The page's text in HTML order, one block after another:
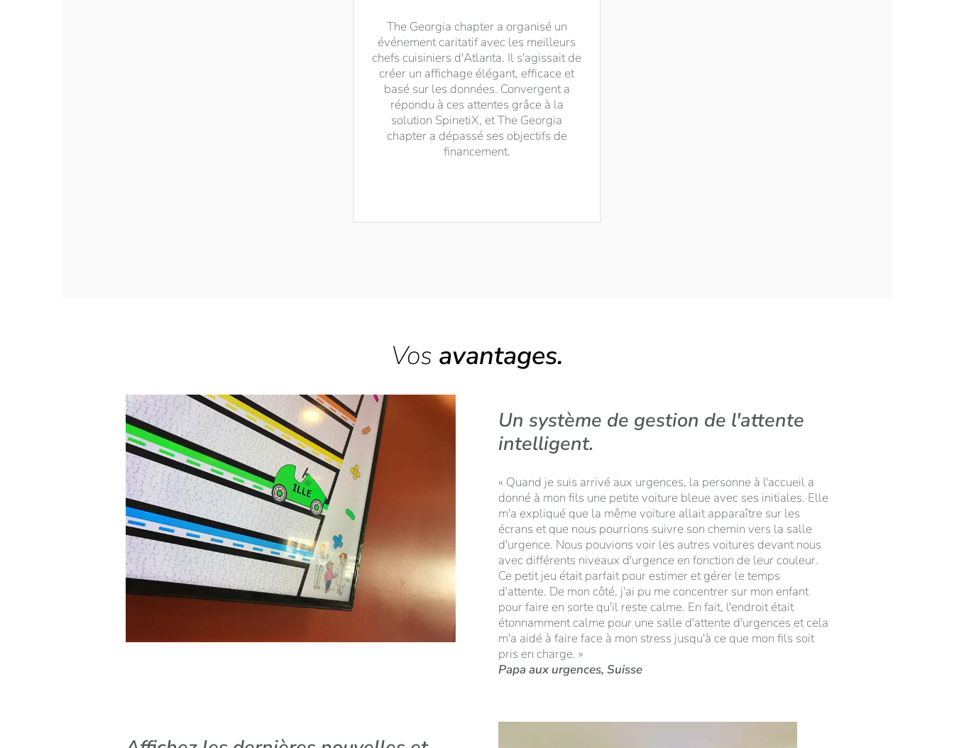
The Georgia chapter a organisé un
événement caritatif avec les meilleurs
chefs cuisiniers d'Atlanta. Il s'agissait de
créer un affichage élégant, efficace et
basé sur les données. Convergent a
répondu à ces attentes grâce à la
solution SpinetiX, et The Georgia
chapter a dépassé ses objectifs de
financement.
Vos avantages.
Un système de gestion de l'attente
intelligent.
« Quand je suis arrivé aux urgences, la personne à l'accueil a
donné à mon fils une petite voiture bleue avec ses initiales. Elle
m'a expliqué que la même voiture allait apparaître sur les
écrans et que nous pourrions suivre son chemin vers la salle
d'urgence. Nous pouvions voir les autres voitures devant nous
avec différents niveaux d'urgence en fonction de leur couleur.
Ce petit jeu était parfait pour estimer et gérer le temps
d'attente. De mon côté, j'ai pu me concentrer sur mon enfant
pour faire en sorte qu'il reste calme. En fait, l'endroit était
étonnamment calme pour une salle d'attente d'urgences et cela
m'a aidé à faire face à mon stress jusqu'à ce que mon fils soit
pris en charge. »
Papa aux urgences, Suisse